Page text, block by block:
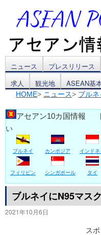
コ
ン
ツ
へ
ス
キ
ニュース プレスリリース
求人
観光地 ASEAN基
HOME> ニュース> ブルネ
アセアン10カ国情報 国
い
ブルネイ カンボジア インドネ
フィリピン シンガポール タイ
ブルネイにN95マス
2021年10月6日
ス